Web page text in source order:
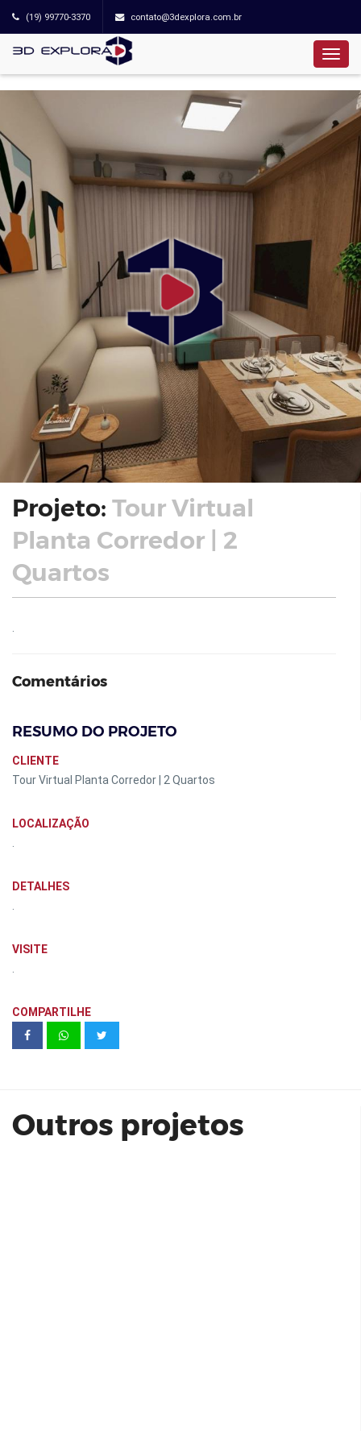
(19) 99770-3370 contato@3dexplora.com.br
Projeto: Tour Virtual
Planta Corredor | 2
Quartos
Comentários
RESUMO DO PROJETO
CLIENTE
Tour Virtual Planta Corredor | 2 Quartos
LOCALIZAÇÃO
DETALHES
VISITE
COMPARTILHE
Outros projetos
MODO SAÚDE | Unidade modelo 303